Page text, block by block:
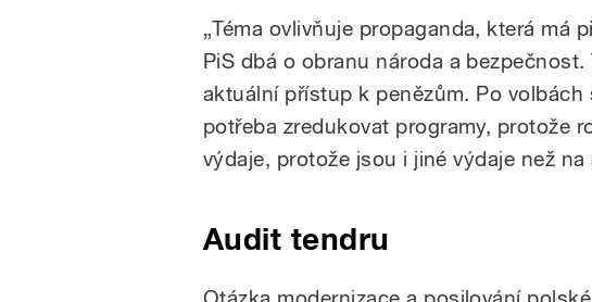
„Téma ovlivňuje propaganda, která má
PiS dbá o obranu národa a
aktuální přístup k penězům. Po volbách
potřeba zredukovat programy, protože
výdaje, protože jsou i jiné výdaje než na
Audit tendru